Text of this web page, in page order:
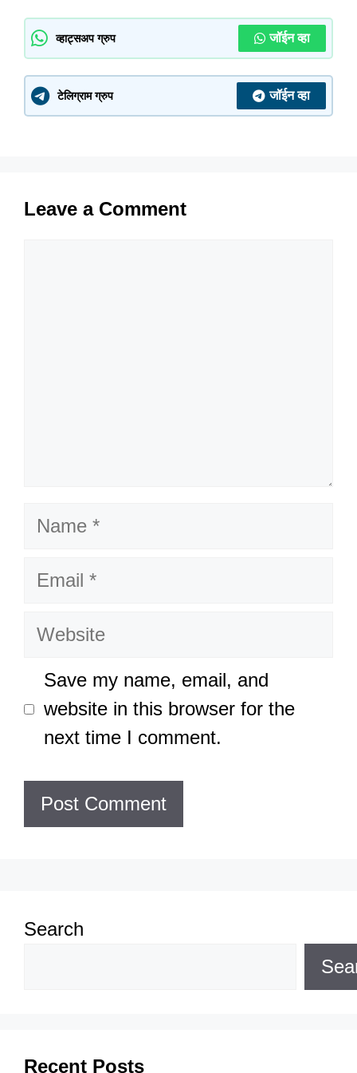
व्हाट्सअप ग्रुप जॉईन व्हा
टेलिग्राम ग्रुप जॉईन व्हा
Leave a Comment
Name
Email
Website
Save my name, email, and
website in this browser for the
next time I comment.
Search
Recent Posts